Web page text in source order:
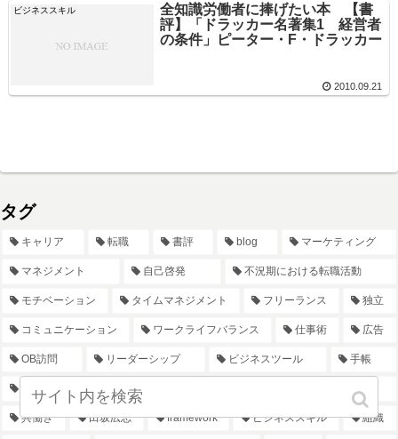
ビジネススキル
全知識労働者に捧げたい本 【書
評】「ドラッカー名著集1 経営者
の条件」ピーター・F・ドラッカー
2010.09.21
タグ
キャリア 転職 書評 blog マーケティング
マネジメント 自己啓発 不況期における転職活動
モチベーション タイムマネジメント フリーランス 独立
コミュニケーション ワークライフバランス 仕事術 広告
OB訪問 リーダーシップ ビジネスツール 手帳
目標管理 リーダー 時間管理
共働き 田坂広志 framework ビジネススキル 組織